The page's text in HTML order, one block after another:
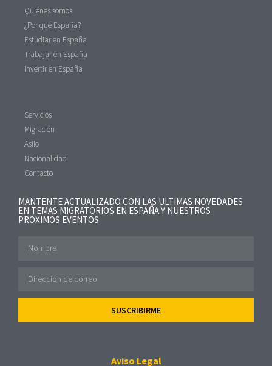
Quiénes somos
¿Por qué España?
Estudiar en España
Trabajar en España
Invertir en España
Servicios
Migración
Asilo
Nacionalidad
Contacto
MANTENTE ACTUALIZADO CON LAS ULTIMAS NOVEDADES
EN TEMAS MIGRATORIOS EN ESPAÑA Y NUESTROS
PROXIMOS EVENTOS
SUSCRIBIRME
Aviso Legal